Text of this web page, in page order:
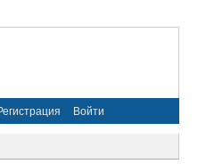
Войти